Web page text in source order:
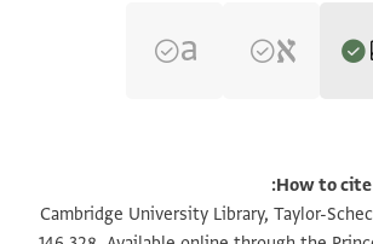
تكبير و تدوير
How to
Cambridge University Library, Taylor-